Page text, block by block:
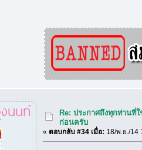
นนท์
Re: ประกาศถึงทุกท่านที่
ก่อนครับ
« ตอบกลับ #34 เมื่อ: 18/พ.ย./14